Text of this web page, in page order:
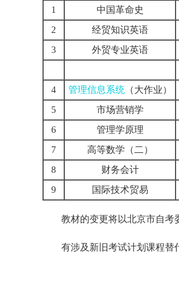
1
中国革命史
2
经贸知识英语
3
外贸专业英语
4
管理信息系统（大作业）
5
市场营销学
6
管理学原理
7
高等数学（二）
8
财务会计
9
国际技术贸易
教材的变更将以北京市自考委
有涉及新旧考试计划课程替代